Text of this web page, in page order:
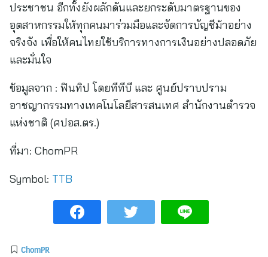
ประชาชน อีกทั้งยังผลักดันและยกระดับมาตรฐานของ
อุตสาหกรรมให้ทุกคนมาร่วมมือและจัดการบัญชีม้าอย่าง
จริงจัง เพื่อให้คนไทยใช้บริการทางการเงินอย่างปลอดภัย
และมั่นใจ
ข้อมูลจาก : ฟินทิป โดยทีทีบี และ ศูนย์ปราบปราม
อาชญากรรมทางเทคโนโลยีสารสนเทศ สำนักงานตำรวจ
แห่งชาติ (ศปอส.ตร.)
ที่มา: ChomPR
Symbol: TTB
ChomPR